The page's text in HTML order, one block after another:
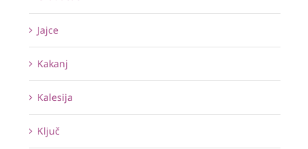
Jajce
Kakanj
Kalesija
Ključ